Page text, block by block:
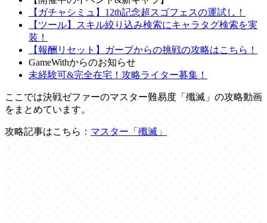
【ガチャシミュ】12th記念超スゴフェスの運試し！
【ツール】スキル絞り込み検索にキャラタグ検索を実
装！
【報酬リセット】ガープからの挑戦の攻略はこちら！
GameWithからのお知らせ
未経験可&完全在宅！攻略ライター募集！
ここでは決戦ゼファーのマスター難易度「殲滅」の攻略動画
をまとめています。
攻略記事はこちら： マスター「殲滅」